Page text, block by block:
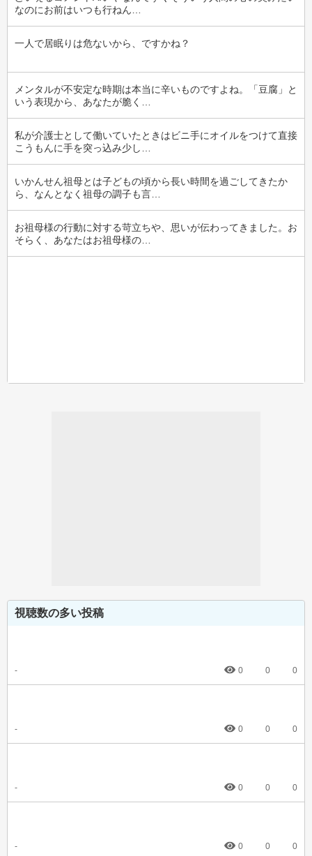
なのにお前はいつも行ねん…
一人で居眠りは危ないから、ですかね？
メンタルが不安定な時期は本当に辛いものですよね。「豆腐」と
いう表現から、あなたが脆く…
私が介護士として働いていたときはビニ手にオイルをつけて直接
こうもんに手を突っ込み少し…
いかんせん祖母とは子どもの頃から長い時間を過ごしてきたか
ら、なんとなく祖母の調子も言…
お祖母様の行動に対する苛立ちや、思いが伝わってきました。お
そらく、あなたはお祖母様の…
視聴数の多い投稿
- 0 0 0
- 0 0 0
- 0 0 0
- 0 0 0